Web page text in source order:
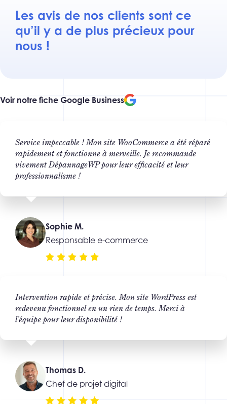
Compte rendu et fin de l’intervention
Les avis de nos clients sont ce
qu’il y a de plus précieux pour
nous !
Voir notre fiche Google Business
Service impeccable ! Mon site WooCommerce a été réparé
rapidement et fonctionne à merveille. Je recommande
vivement DépannageWP pour leur efficacité et leur
professionnalisme !
Sophie M.
Responsable e-commerce
Intervention rapide et précise. Mon site WordPress est
redevenu fonctionnel en un rien de temps. Merci à
l’équipe pour leur disponibilité !
Thomas D.
Chef de projet digital